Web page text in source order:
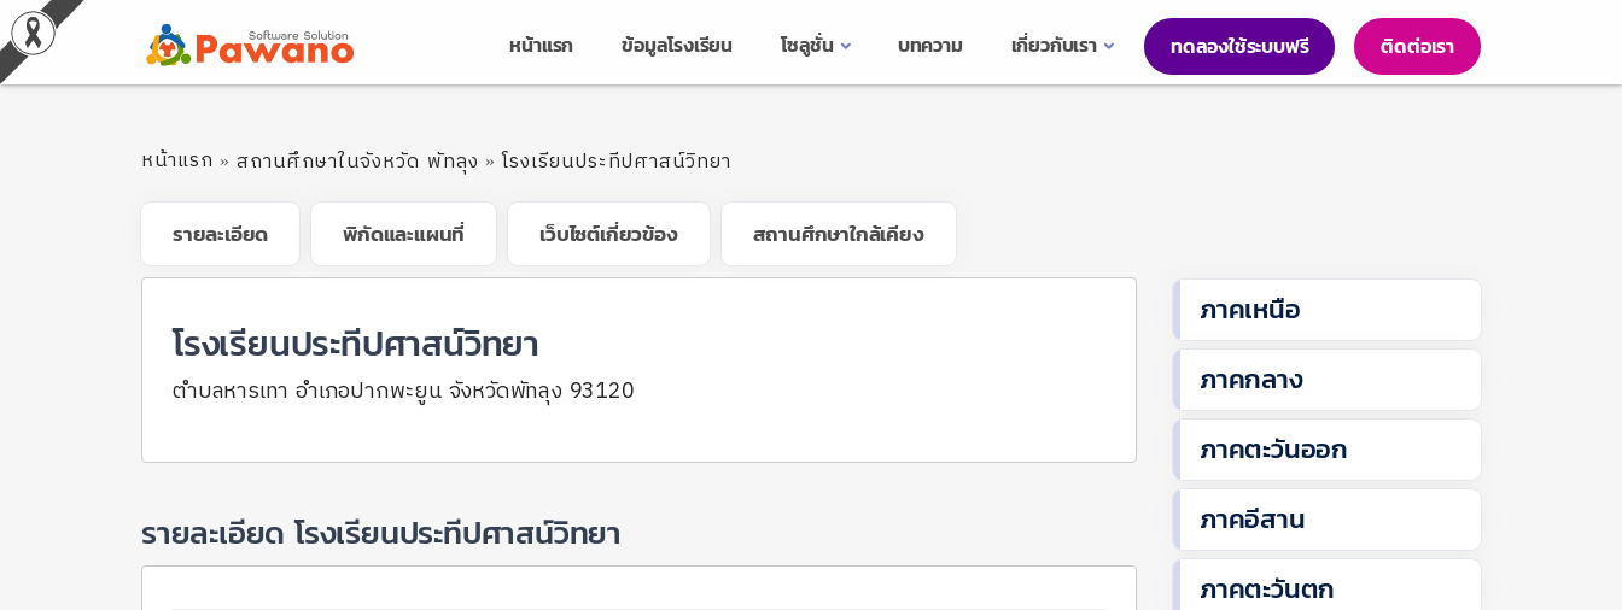
หน้าแรก ข้อมูลโรงเรียน โซลูชั่น บทความ เกี่ยวกับเรา ทดลองใช้ระบบฟรี ติดต่อเรา
หน้าแรก สถานศึกษาในจังหวัด พัทลุง โรงเรียนประทีปศาสน์วิทยา
รายละเอียด พิกัดและแผนที่ เว็บไซต์เกี่ยวข้อง สถานศึกษาใกล้เคียง
โรงเรียนประทีปศาสน์วิทยา
ตำบลหารเทา อำเภอปากพะยูน จังหวัดพัทลุง 93120
รายละเอียด โรงเรียนประทีปศาสน์วิทยา
ภาคเหนือ
ภาคกลาง
ภาคตะวันออก
ภาคอีสาน
ภาคตะวันตก